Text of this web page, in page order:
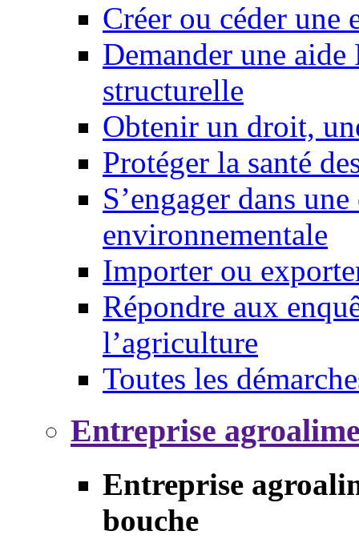
Créer ou céder une
Demander une
structurelle
Obtenir un droit,
Protéger la santé
S’engager dans
environnementale
Importer ou
Répondre aux
l’agriculture
Toutes les
Entreprise
Entreprise
bouche